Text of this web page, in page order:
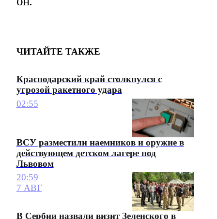
ЧИТАЙТЕ ТАКЖЕ
Краснодарский край столкнулся с
угрозой ракетного удара
02:55
ВСУ разместили наемников и оружие в
действующем детском лагере под
Львовом
20:59
7 АВГ
В Сербии назвали визит Зеленского в